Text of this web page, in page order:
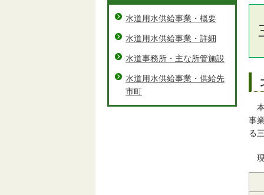
事
る
水道用水供給事業・概要
水道用水供給事業・詳細
水道事務所・主な所管施設
水道用水供給事業・供給先
市町